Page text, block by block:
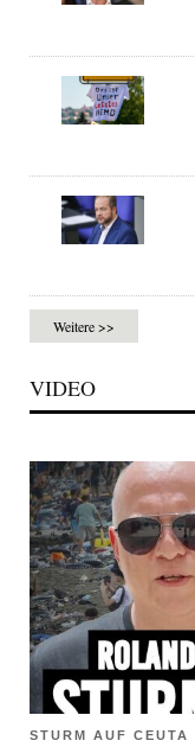
Weitere >>
VIDEO
STURM AUF CEUTA